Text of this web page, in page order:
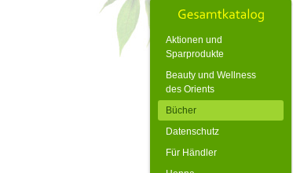
Aktionen und
Sparprodukte
Beauty und Wellness
des Orients
Bücher
Datenschutz
Für Händler